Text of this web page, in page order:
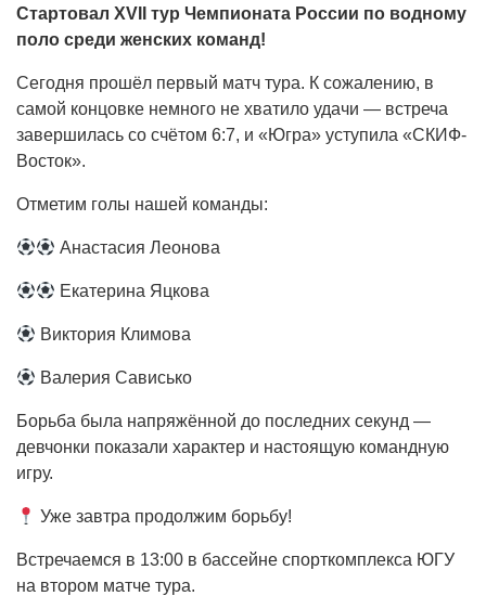
Стартовал XVII тур Чемпионата России по водному
поло среди женских команд!
Сегодня прошёл первый матч тура. К сожалению, в
самой концовке немного не хватило удачи — встреча
завершилась со счётом 6:7, и «Югра» уступила «СКИФ-
Восток».
Отметим голы нашей команды:
Анастасия Леонова
Екатерина Яцкова
Виктория Климова
Валерия Сависько
Борьба была напряжённой до последних секунд —
девчонки показали характер и настоящую командную
игру.
Уже завтра продолжим борьбу!
Встречаемся в 13:00 в бассейне спорткомплекса ЮГУ
на втором матче тура.